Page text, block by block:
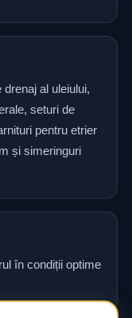
al uleiului,
seturi de
pentru etrier
și simeringuri
în condiții optime